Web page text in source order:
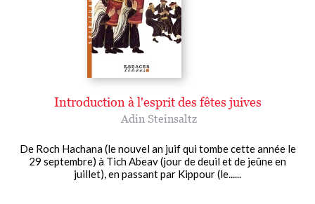
Introduction à l'esprit des fêtes juives
Adin Steinsaltz
De Roch Hachana (le nouvel an juif qui tombe cette année le
29 septembre) à Tich Abeav (jour de deuil et de jeûne en
juillet), en passant par Kippour (le......